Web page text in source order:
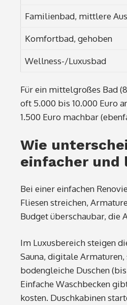
Familienbad, mittlere
Komfortbad, gehoben
Wellness-/Luxusbad
Für ein mittelgroßes Bad
oft 5.000 bis 10.000 Euro
1.500 Euro machbar
Wie
einfacher und
Bei einer einfachen
Fliesen streichen,
Budget überschaubar, die
Im Luxusbereich steigen
Sauna, digitale Armaturen,
bodengleiche Duschen
Einfache Waschbecken
kosten. Duschkabinen